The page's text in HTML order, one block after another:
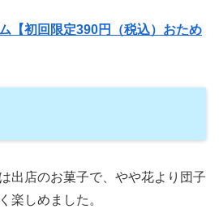
【初回限定390円（税込）おため
出店のお菓子で、やや花より団子
楽しめました。